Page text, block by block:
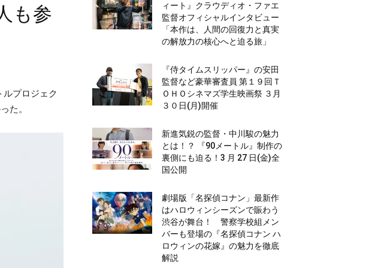
も参
ルプロジェク
た。
ィート』クラウディオ・ファエ
監督オフィシャルインタビュー
「本作は、人間の回復力と真実
の解放力の核心へと迫る旅」
『侍タイムスリッパー』の安田
監督など豪華審査員 第１９回Ｔ
ＯＨＯシネマズ学生映画祭 ３月
３０日(月)開催
新進気鋭の監督・中川駿の魅力
とは！？ 『90メートル』制作の
裏側にも迫る！3 月 27 日(金)全
国公開
劇場版「名探偵コナン」最新作
はハロウィンシーズンで賑わう
渋谷が舞台！ 警察学校組メン
バーも登場の『名探偵コナン ハ
ロウィンの花嫁』の魅力を徹底
解説